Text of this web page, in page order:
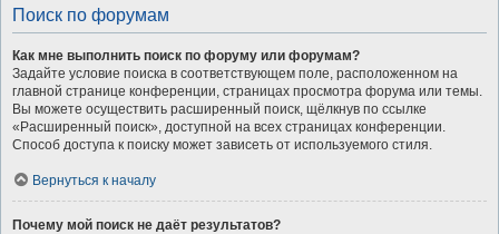
Поиск по форумам
Как мне выполнить поиск по форуму или форумам?
Задайте условие поиска в соответствующем поле, расположенном на
главной странице конференции, страницах просмотра форума или темы.
Вы можете осуществить расширенный поиск, щёлкнув по ссылке
«Расширенный поиск», доступной на всех страницах конференции.
Способ доступа к поиску может зависеть от используемого стиля.
Вернуться к началу
Почему мой поиск не даёт результатов?